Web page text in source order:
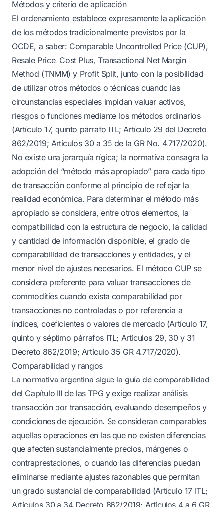
Métodos y criterio de aplicación
El ordenamiento establece expresamente la aplicación
de los métodos tradicionalmente previstos por la
OCDE, a saber: Comparable Uncontrolled Price (CUP),
Resale Price, Cost Plus, Transactional Net Margin
Method (TNMM) y Profit Split, junto con la posibilidad
de utilizar otros métodos o técnicas cuando las
circunstancias especiales impidan valuar activos,
riesgos o funciones mediante los métodos ordinarios
(Artículo 17, quinto párrafo ITL; Artículo 29 del Decreto
862/2019; Artículos 30 a 35 de la GR No. 4.717/2020).
No existe una jerarquía rígida; la normativa consagra la
adopción del “método más apropiado” para cada tipo
de transacción conforme al principio de reflejar la
realidad económica. Para determinar el método más
apropiado se considera, entre otros elementos, la
compatibilidad con la estructura de negocio, la calidad
y cantidad de información disponible, el grado de
comparabilidad de transacciones y entidades, y el
menor nivel de ajustes necesarios. El método CUP se
considera preferente para valuar transacciones de
commodities cuando exista comparabilidad por
transacciones no controladas o por referencia a
índices, coeficientes o valores de mercado (Artículo 17,
quinto y séptimo párrafos ITL; Artículos 29, 30 y 31
Decreto 862/2019; Artículo 35 GR 4.717/2020).
Comparabilidad y rangos
La normativa argentina sigue la guía de comparabilidad
del Capítulo III de las TPG y exige realizar análisis
transacción por transacción, evaluando desempeños y
condiciones de ejecución. Se consideran comparables
aquellas operaciones en las que no existen diferencias
que afecten sustancialmente precios, márgenes o
contraprestaciones, o cuando las diferencias puedan
eliminarse mediante ajustes razonables que permitan
un grado sustancial de comparabilidad (Artículo 17 ITL;
Artículos 30 a 34 Decreto 862/2019; Artículos 4 a 6 GR